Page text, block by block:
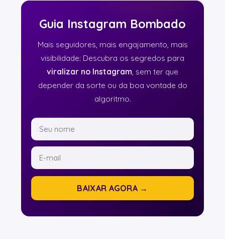
Guia Instagram Bombado
Mais seguidores, mais engajamento, mais
visibilidade: Descubra os segredos para
viralizar no Instagram , sem ter que
depender da sorte ou da boa vontade do
algoritmo.
BAIXAR AGORA →